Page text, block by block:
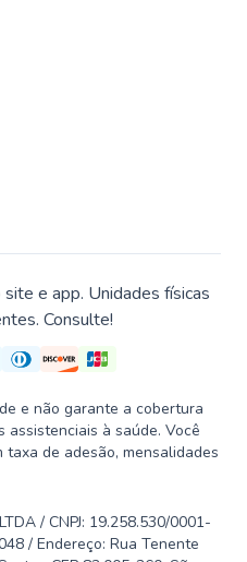
e app. Unidades físicas
Consulte!
e não garante a cobertura
à saúde. Você
de adesão, mensalidades
/ CNPJ: 19.258.530/0001-
/ Endereço: Rua Tenente